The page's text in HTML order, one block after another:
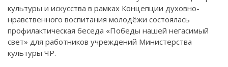
культуры и искусства в рамках Концепции духовно-
нравственного воспитания молодёжи состоялась
профилактическая беседа «Победы нашей негасимый
свет» для работников учреждений Министерства
культуры ЧР.